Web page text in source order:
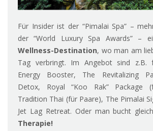
Für Insider ist der “Pimalai Spa” –
der “World Luxury Spa Awards” –
Wellness-Destination, wo man am
Tag verbringt. Im Angebot sind z.B.
Energy Booster, The Revitalizing
Detox, Royal “Koo Rak” Package
Tradition Thai (für Paare), The Pimalai
Jet Lag Retreat. Oder man bucht gleich
Therapie!